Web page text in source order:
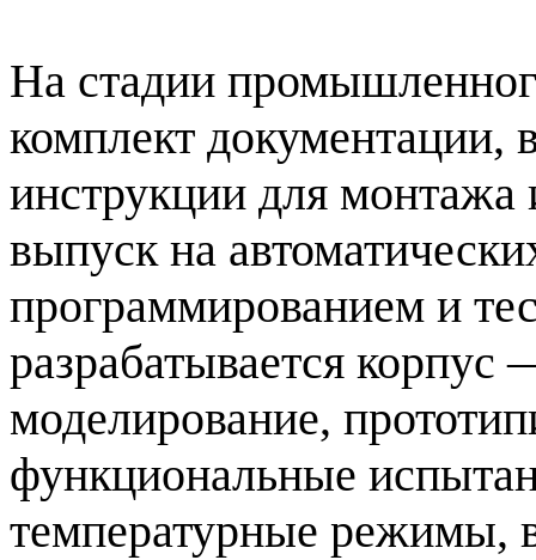
На стадии
комплект
инструкции для монтажа
выпуск на
программированием и
разрабатывается
моделирование,
функциональные
температурные режимы,